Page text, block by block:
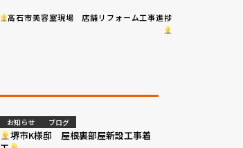
高石市美容室現場 店舗リフォーム工事進捗
お知らせ ブログ
堺市K様邸 屋根裏部屋新設工事着